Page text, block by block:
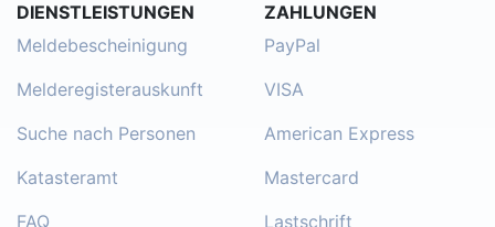
DIENSTLEISTUNGEN
Meldebescheinigung
Melderegisterauskunft
Suche nach Personen
Katasteramt
FAQ
ZAHLUNGEN
PayPal
VISA
American Express
Mastercard
Lastschrift